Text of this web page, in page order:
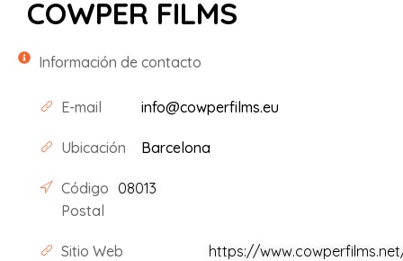
COWPER FILMS
Información de contacto
E-mail info@cowperfilms.eu
Ubicación Barcelona
Código
Postal
08013
Sitio Web https://